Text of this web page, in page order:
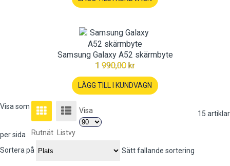
Samsung Galaxy A52 skärmbyte
1 990,00 kr
LÄGG TILL I KUNDVAGN
Visa som
Rutnät Listvy
15 artiklar
Visa
per sida
Sortera på
Sätt fallande sortering